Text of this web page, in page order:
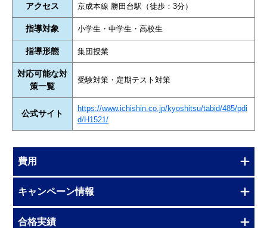
アクセス 京成本線 勝田台駅（徒歩：3分）
指導対象 小学生・中学生・高校生
指導形態 集団授業
対応可能な対
策一覧
受験対策・定期テスト対策
公式サイト
https://www.ichishin.co.jp/kyoshitsu/tabid/485/pdi
d/H1521/
費用
キャンペーン情報
合格実績